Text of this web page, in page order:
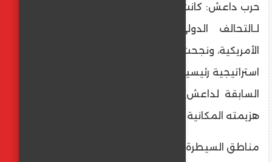
​حرب داعش: كانت "قسد" الشريك البري الرئيسي
لـالتحالف الدولي بقيادة الولايات المتحدة
الأمريكية، ونجحت في طرد التنظيم من معاقل
استراتيجية رئيسية، أبرزها مدينة الرقة (العاصمة
هزيمته المكانية في مارس 2019.
​مناطق السيطرة: تسيطر القوات حالياً على قرابة